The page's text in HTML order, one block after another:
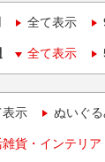
全て表示
全て表示
表示 ぬいぐ
貨・インテリア